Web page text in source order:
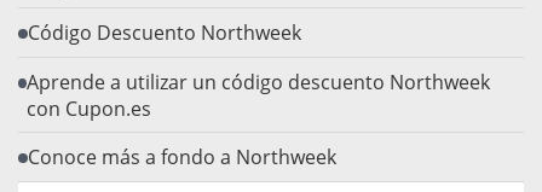
Código Descuento Northweek
Aprende a utilizar un código descuento Northweek
con Cupon.es
Conoce más a fondo a Northweek